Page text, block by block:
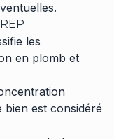
les
en plomb et
bien est considéré